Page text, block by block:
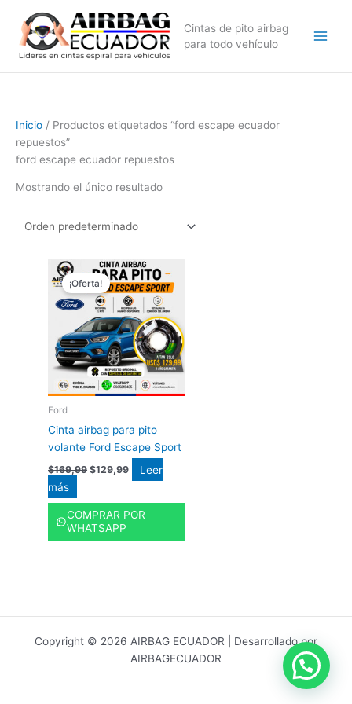
contenido
Cintas de pito airbag
para todo vehículo
Inicio / Productos etiquetados “ford escape ecuador
repuestos”
ford escape ecuador repuestos
Mostrando el único resultado
¡Oferta!
Ford
Cinta airbag para pito
volante Ford Escape Sport
$169,99
precio
original
era:
$169,99.
$129,99
El
precio
actual
es:
$129,99.
Leer
más
COMPRAR POR
WHATSAPP
Copyright © 2026 AIRBAG ECUADOR | Desarrollado por
AIRBAGECUADOR